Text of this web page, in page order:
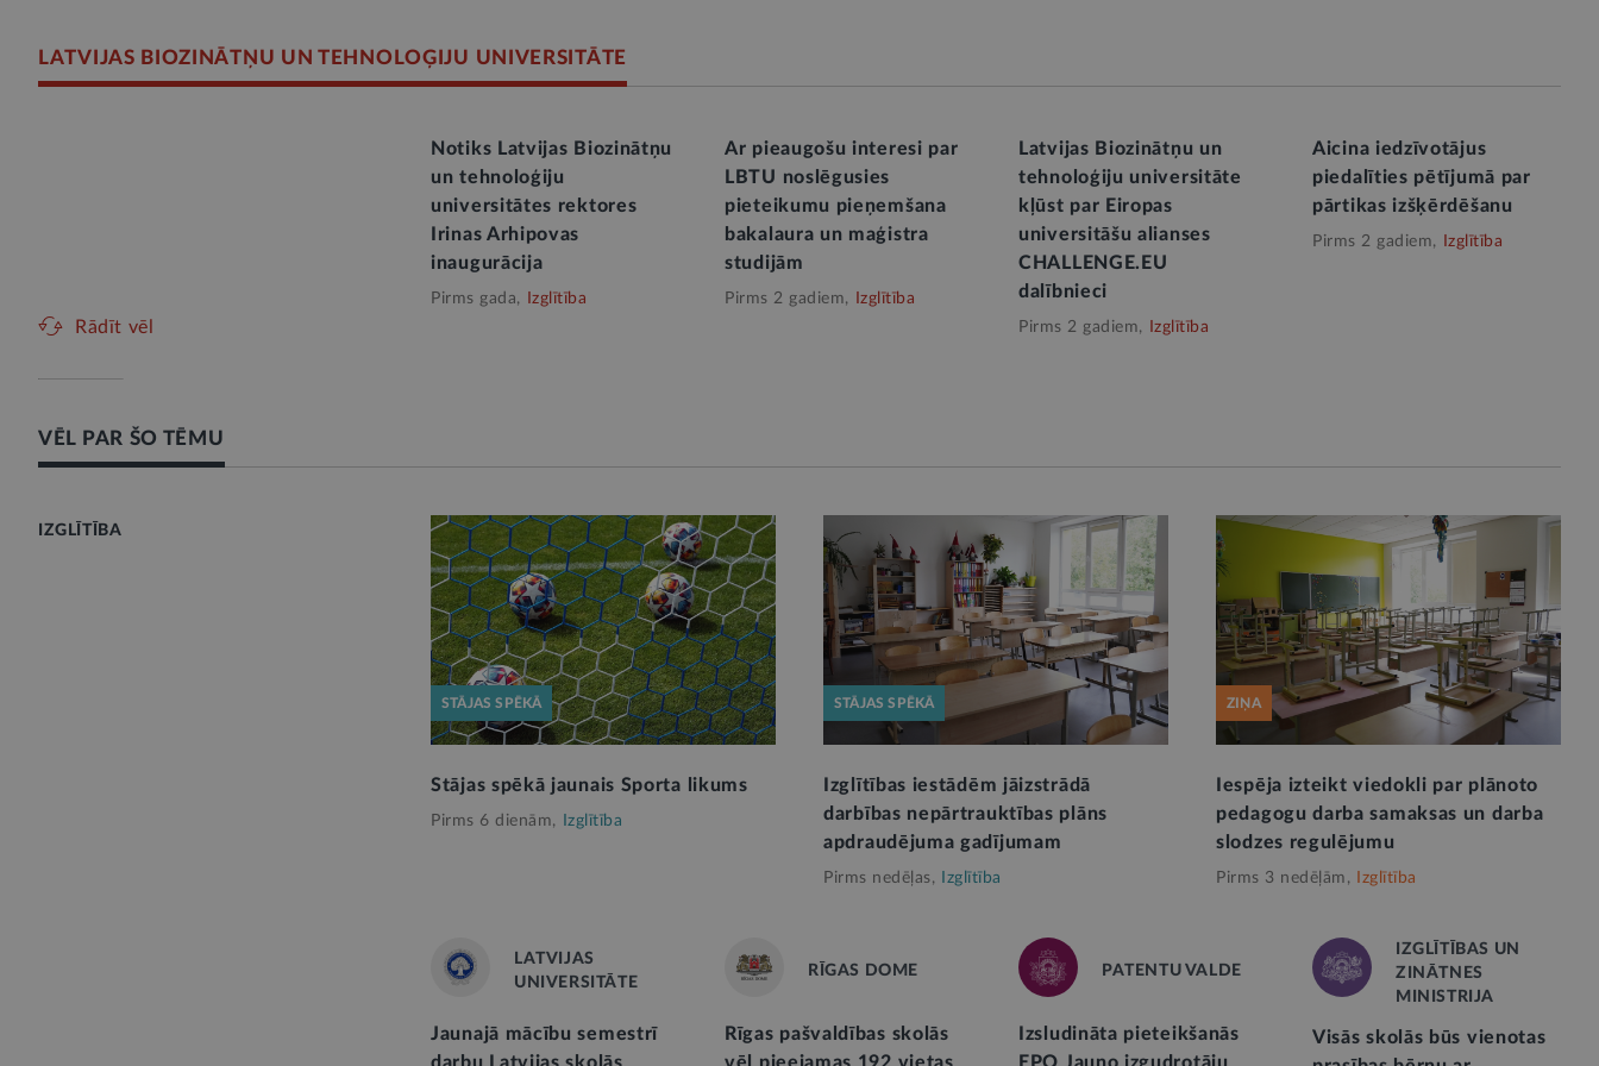
LATVIJAS BIOZINĀTŅU UN TEHNOLOĢIJU UNIVERSITĀTE
Notiks Latvijas Biozinātņu
un tehnoloģiju
universitātes rektores
Irinas Arhipovas
inaugurācija
Pirms gada, Izglītība
Ar pieaugošu interesi par
LBTU noslēgusies
pieteikumu pieņemšana
bakalaura un maģistra
studijām
Pirms 2 gadiem, Izglītība
Latvijas Biozinātņu un
tehnoloģiju universitāte
kļūst par Eiropas
universitāšu alianses
CHALLENGE.EU
dalībnieci
Pirms 2 gadiem, Izglītība
Aicina iedzīvotājus
piedalīties pētījumā par
pārtikas izšķērdēšanu
Pirms 2 gadiem, Izglītība
Rādīt vēl
VĒL PAR ŠO TĒMU
IZGLĪTĪBA
STĀJAS SPĒKĀ
Stājas spēkā jaunais Sporta likums
Pirms 6 dienām, Izglītība
STĀJAS SPĒKĀ
Izglītības iestādēm jāizstrādā
darbības nepārtrauktības plāns
apdraudējuma gadījumam
Pirms nedēļas, Izglītība
ZIŅA
Iespēja izteikt viedokli par plānoto
pedagogu darba samaksas un darba
slodzes regulējumu
Pirms 3 nedēļām, Izglītība
LATVIJAS
UNIVERSITĀTE
Jaunajā mācību semestrī
RĪGAS DOME
Rīgas pašvaldības skolās
PATENTU VALDE
Izsludināta pieteikšanās
IZGLĪTĪBAS UN
ZINĀTNES
MINISTRIJA
Visās skolās būs vienotas